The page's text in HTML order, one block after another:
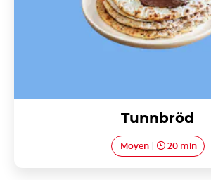
Tunnbröd
Moyen 20 min